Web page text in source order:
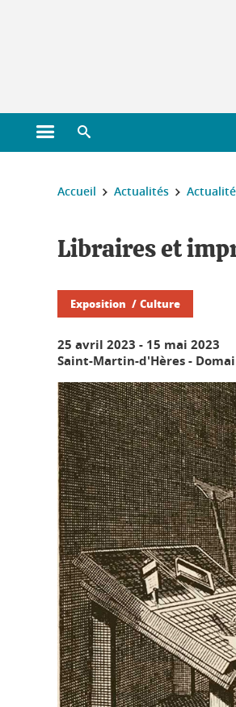
Ouvrir le menu principal
Vous êtes ici :
Accueil Actualités
Libraires et
Exposition Culture
25 avril 2023 - 15 mai 2023
Saint-Martin-d'Hères -